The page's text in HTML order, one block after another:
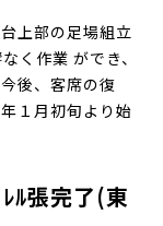
上部の足場組立
く作業 ができ、
後、客席の復
１月初旬より始
ﾚﾙ張完了(東